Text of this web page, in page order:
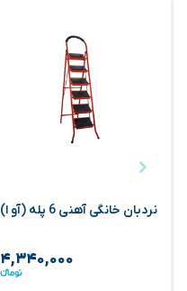
نردبان خانگی آهنی 6 پله (آو ا)
۴,۳۴۰,۰۰۰